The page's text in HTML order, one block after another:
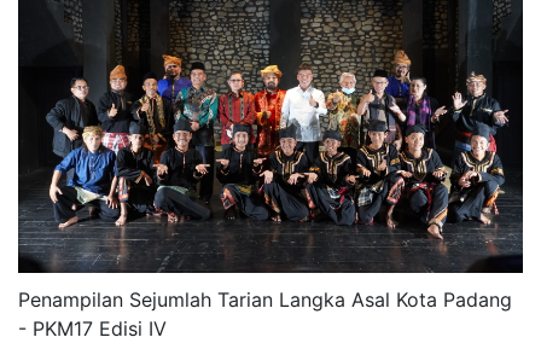
Penampilan Sejumlah Tarian Langka Asal Kota Padang
- PKM17 Edisi IV